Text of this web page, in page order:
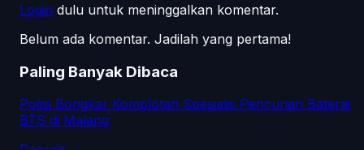
Login dulu untuk meninggalkan komentar.
Belum ada komentar. Jadilah yang pertama!
Paling Banyak Dibaca
Polisi Bongkar Komplotan Spesialis Pencurian Baterai
BTS di Malang